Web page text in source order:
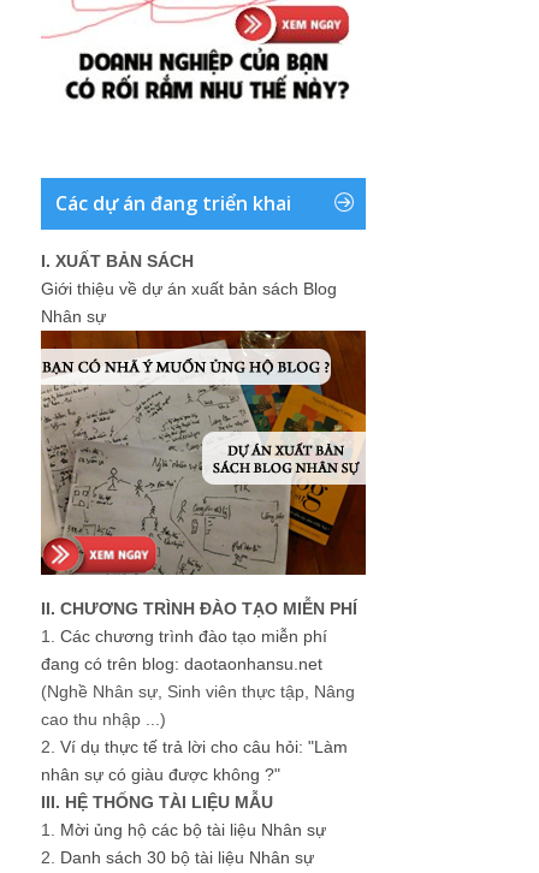
Các dự án đang triển khai
I. XUẤT BẢN SÁCH
Giới thiệu về dự án xuất bản sách Blog
Nhân sự
II. CHƯƠNG TRÌNH ĐÀO TẠO MIỄN PHÍ
1. Các chương trình đào tạo miễn phí
đang có trên blog: daotaonhansu.net
(Nghề Nhân sự, Sinh viên thực tập, Nâng
cao thu nhập ...)
2. Ví dụ thực tế trả lời cho câu hỏi: "Làm
nhân sự có giàu được không ?"
III. HỆ THỐNG TÀI LIỆU MẪU
1. Mời ủng hộ các bộ tài liệu Nhân sự
2. Danh sách 30 bộ tài liệu Nhân sự